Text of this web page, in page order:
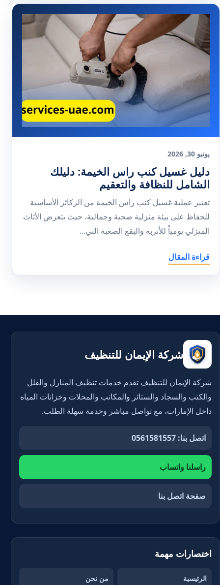
يونيو 30, 2026
دليل غسيل كنب راس الخيمة: دليلك
الشامل للنظافة والتعقيم
تعتبر عملية غسيل كنب راس الخيمة من الركائز الأساسية
للحفاظ على بيئة منزلية صحية وجمالية، حيث يتعرض الأثاث
المنزلي يومياً للأتربة والبقع الصعبة التي...
قراءة المقال
شركة الإيمان للتنظيف
شركة الإيمان للتنظيف تقدم خدمات تنظيف المنازل والفلل
والكنب والسجاد والستائر والمكاتب والمحلات وخزانات المياه
داخل الإمارات، مع تواصل مباشر وخدمة سهلة الطلب.
اتصل بنا: 0561581557
راسلنا واتساب
صفحة اتصل بنا
اختصارات مهمة
الرئيسية من نحن